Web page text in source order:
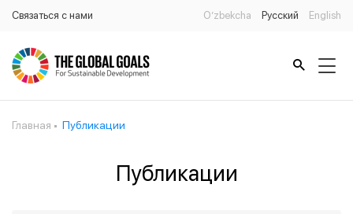
Связаться с нами O’zbekcha Русский English
Главная Публикации
Публикации